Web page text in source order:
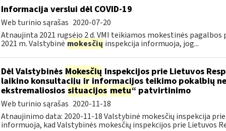
Informacija verslui dėl COVID-19
Web turinio sąrašas 2020-07-20
Atnaujinta 2021 rugsėjo 2 d. VMI teikiamos mokestinės
2021 m. Valstybinė mokesčių inspekcija informuoja, jog...
Dėl Valstybinės Mokesčių Inspekcijos prie Lietuvos
laikino konsultacijųirinformacijos teikimo pokalbių
ekstremaliosios situacijos metu“ patvirtinimo
Web turinio sąrašas 2020-11-18
Atnaujinimo data: 2020-11-18 Valstybinė mokesčių inspekcija
informuoja, kad Valstybinės mokesčių inspekcijos prie Lietuvos